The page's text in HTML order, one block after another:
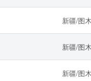
新疆/图
新疆/图
新疆/图